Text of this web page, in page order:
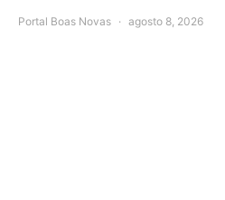
Portal Boas Novas agosto 8, 2026